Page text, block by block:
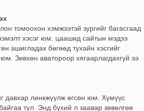
томоохон хэмжээтэй зургийг багасгаад
хэсэг юм. цаашид сайтын мэдээ
ашигладах бөгөөд тухайн хэсгийг
Зөвхөн аватороор хягаарлагдахгүй ээ
давхар линкжүүлж өгсөн юм. Хүмүүс
тул. Энд бүхий л заавар зөвөлгөө